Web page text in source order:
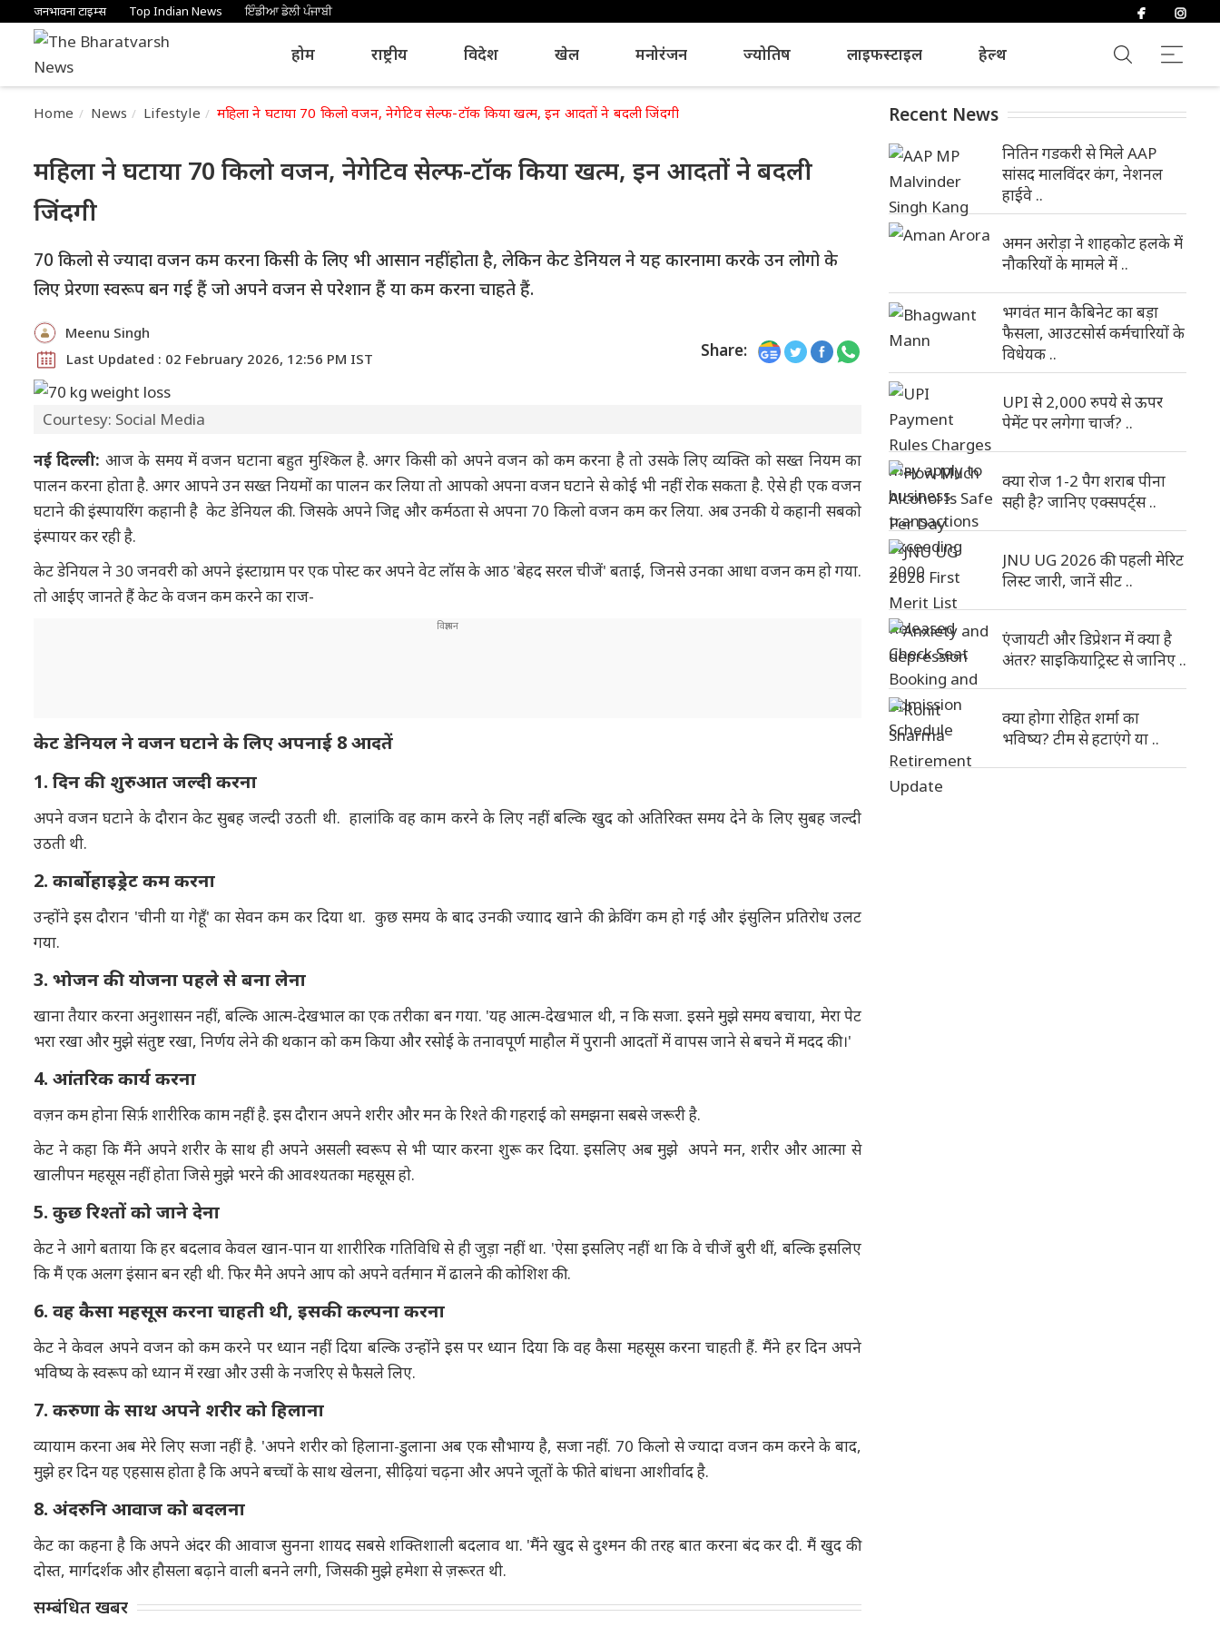
जनभावना टाइम्स Top Indian News ਇੰਡੀਆ ਡੇਲੀ ਪੰਜਾਬੀ
होम राष्ट्रीय विदेश खेल मनोरंजन ज्योतिष लाइफस्टाइल हेल्थ
Home News Lifestyle महिला ने घटाया 70 किलो वजन, नेगेटिव सेल्फ-टॉक किया खत्म, इन आदतों ने बदली जिंदगी
महिला ने घटाया 70 किलो वजन, नेगेटिव सेल्फ-टॉक किया खत्म, इन आदतों ने बदली
जिंदगी
70 किलो से ज्यादा वजन कम करना किसी के लिए भी आसान नहीं होता है, लेकिन केट डेनियल ने यह कारनामा करके उन लोगो के
लिए प्रेरणा स्वरूप बन गई हैं जो अपने वजन से परेशान हैं या कम करना चाहते हैं.
Meenu Singh
Last Updated : 02 February 2026, 12:56 PM IST
Share:
Courtesy: Social Media
नई दिल्ली: आज के समय में वजन घटाना बहुत मुश्किल है. अगर किसी को अपने वजन को कम करना है तो उसके लिए व्यक्ति को सख्त नियम का
पालन करना होता है. अगर आपने उन सख्त नियमों का पालन कर लिया तो आपको अपना वजन घटाने से कोई भी नहीं रोक सकता है. ऐसे ही एक वजन
घटाने की इंस्पायरिंग कहानी है केट डेनियल की. जिसके अपने जिद्द और कर्मठता से अपना 70 किलो वजन कम कर लिया. अब उनकी ये कहानी सबको
इंस्पायर कर रही है.
केट डेनियल ने 30 जनवरी को अपने इंस्टाग्राम पर एक पोस्ट कर अपने वेट लॉस के आठ 'बेहद सरल चीजें' बताईं, जिनसे उनका आधा वजन कम हो गया.
तो आईए जानते हैं केट के वजन कम करने का राज-
केट डेनियल ने वजन घटाने के लिए अपनाई 8 आदतें
1. दिन की शुरुआत जल्दी करना
अपने वजन घटाने के दौरान केट सुबह जल्दी उठती थी. हालांकि वह काम करने के लिए नहीं बल्कि खुद को अतिरिक्त समय देने के लिए सुबह जल्दी
उठती थी.
2. कार्बोहाइड्रेट कम करना
उन्होंने इस दौरान 'चीनी या गेहूँ' का सेवन कम कर दिया था. कुछ समय के बाद उनकी ज्यााद खाने की क्रेविंग कम हो गई और इंसुलिन प्रतिरोध उलट
गया.
3. भोजन की योजना पहले से बना लेना
खाना तैयार करना अनुशासन नहीं, बल्कि आत्म-देखभाल का एक तरीका बन गया. 'यह आत्म-देखभाल थी, न कि सजा. इसने मुझे समय बचाया, मेरा पेट
भरा रखा और मुझे संतुष्ट रखा, निर्णय लेने की थकान को कम किया और रसोई के तनावपूर्ण माहौल में पुरानी आदतों में वापस जाने से बचने में मदद की।'
4. आंतरिक कार्य करना
वज़न कम होना सिर्फ़ शारीरिक काम नहीं है. इस दौरान अपने शरीर और मन के रिश्ते की गहराई को समझना सबसे जरूरी है.
केट ने कहा कि मैंने अपने शरीर के साथ ही अपने असली स्वरूप से भी प्यार करना शुरू कर दिया. इसलिए अब मुझे अपने मन, शरीर और आत्मा से
खालीपन महसूस नहीं होता जिसे मुझे भरने की आवश्यतका महसूस हो.
5. कुछ रिश्तों को जाने देना
केट ने आगे बताया कि हर बदलाव केवल खान-पान या शारीरिक गतिविधि से ही जुड़ा नहीं था. 'ऐसा इसलिए नहीं था कि वे चीजें बुरी थीं, बल्कि इसलिए
कि मैं एक अलग इंसान बन रही थी. फिर मैने अपने आप को अपने वर्तमान में ढालने की कोशिश की.
6. वह कैसा महसूस करना चाहती थी, इसकी कल्पना करना
केट ने केवल अपने वजन को कम करने पर ध्यान नहीं दिया बल्कि उन्होंने इस पर ध्यान दिया कि वह कैसा महसूस करना चाहती हैं. मैंने हर दिन अपने
भविष्य के स्वरूप को ध्यान में रखा और उसी के नजरिए से फैसले लिए.
7. करुणा के साथ अपने शरीर को हिलाना
व्यायाम करना अब मेरे लिए सजा नहीं है. 'अपने शरीर को हिलाना-डुलाना अब एक सौभाग्य है, सजा नहीं. 70 किलो से ज्यादा वजन कम करने के बाद,
मुझे हर दिन यह एहसास होता है कि अपने बच्चों के साथ खेलना, सीढ़ियां चढ़ना और अपने जूतों के फीते बांधना आशीर्वाद है.
8. अंदरुनि आवाज को बदलना
केट का कहना है कि अपने अंदर की आवाज सुनना शायद सबसे शक्तिशाली बदलाव था. 'मैंने खुद से दुश्मन की तरह बात करना बंद कर दी. मैं खुद की
दोस्त, मार्गदर्शक और हौसला बढ़ाने वाली बनने लगी, जिसकी मुझे हमेशा से ज़रूरत थी.
सम्बंधित खबर
Recent News
नितिन गडकरी से मिले AAP
सांसद मालविंदर कंग, नेशनल
हाईवे ..
अमन अरोड़ा ने शाहकोट हलके में
नौकरियों के मामले में ..
भगवंत मान कैबिनेट का बड़ा
फैसला, आउटसोर्स कर्मचारियों के
विधेयक ..
UPI से 2,000 रुपये से ऊपर
पेमेंट पर लगेगा चार्ज? ..
क्या रोज 1-2 पैग शराब पीना
सही है? जानिए एक्सपर्ट्स ..
JNU UG 2026 की पहली मेरिट
लिस्ट जारी, जानें सीट ..
एंजायटी और डिप्रेशन में क्या है
अंतर? साइकियाट्रिस्ट से जानिए ..
क्या होगा रोहित शर्मा का
भविष्य? टीम से हटाएंगे या ..